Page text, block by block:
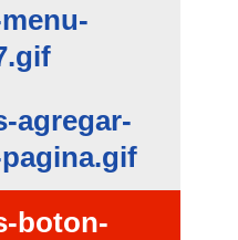
agregar-
boton-